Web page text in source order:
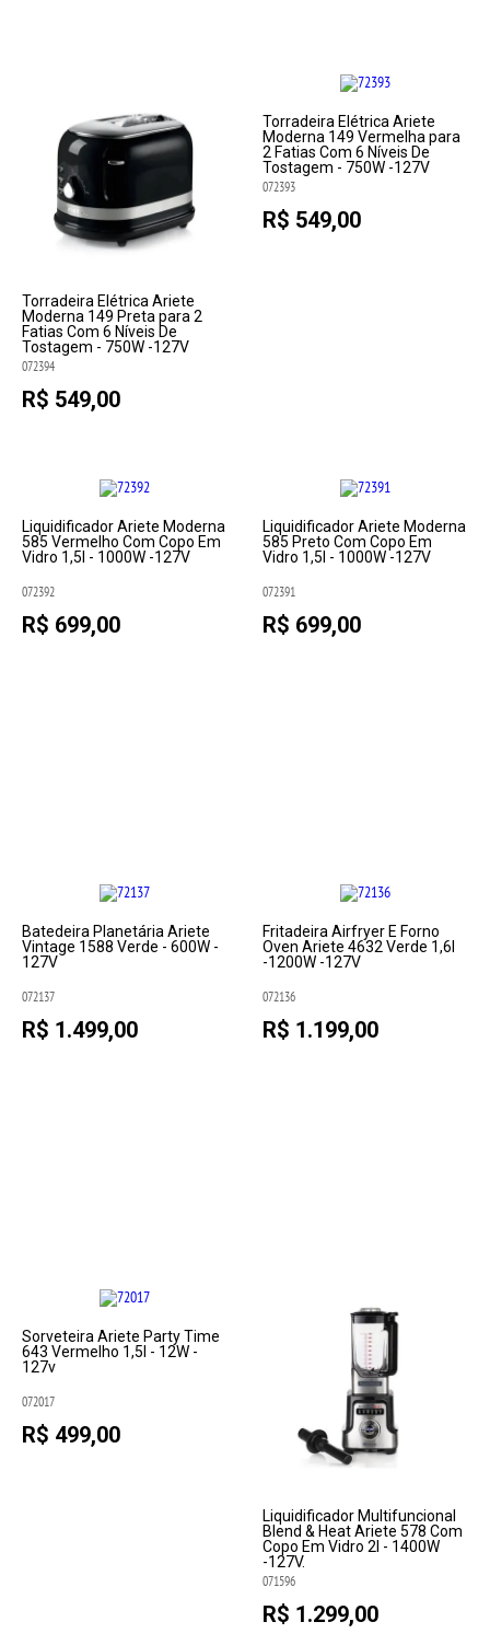
Torradeira Elétrica Ariete
Moderna 149 Preta para 2
Fatias Com 6 Níveis De
Tostagem - 750W -127V
072394
R$ 549,00
Torradeira Elétrica Ariete
Moderna 149 Vermelha para
2 Fatias Com 6 Níveis De
Tostagem - 750W -127V
072393
R$ 549,00
Liquidificador Ariete Moderna
585 Vermelho Com Copo Em
Vidro 1,5l - 1000W -127V
072392
R$ 699,00
Liquidificador Ariete Moderna
585 Preto Com Copo Em
Vidro 1,5l - 1000W -127V
072391
R$ 699,00
Batedeira Planetária Ariete
Vintage 1588 Verde - 600W -
127V
072137
R$ 1.499,00
Fritadeira Airfryer E Forno
Oven Ariete 4632 Verde 1,6l
-1200W -127V
072136
R$ 1.199,00
Sorveteira Ariete Party Time
643 Vermelho 1,5l - 12W -
127v
072017
R$ 499,00
Liquidificador Multifuncional
Blend & Heat Ariete 578 Com
Copo Em Vidro 2l - 1400W
-127V.
071596
R$ 1.299,00